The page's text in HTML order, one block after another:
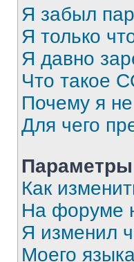
Я забыл
Я только
Я давно
Что такое
Почему я не
Для чего
Параметры
Как
На форуме
Я изменил
Моего